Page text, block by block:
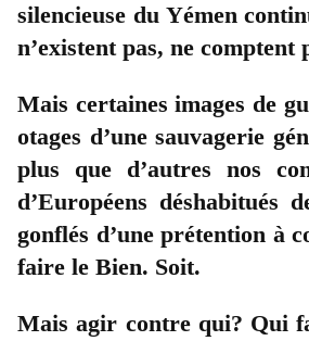
silencieuse du Yémen
n’existent pas, ne comptent
Mais certaines images de
otages d’une sauvagerie
plus que d’autres nos
d’Européens déshabitués
gonflés d’une prétention à
faire le Bien. Soit.
Mais agir contre qui? Qui